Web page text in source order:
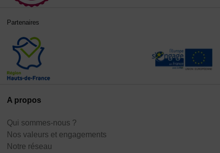
A propos
Qui sommes-nous ?
Nos valeurs et engagements
Notre réseau
Partenaires